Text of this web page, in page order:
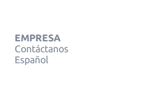
EMPRESA
Contáctanos
Español